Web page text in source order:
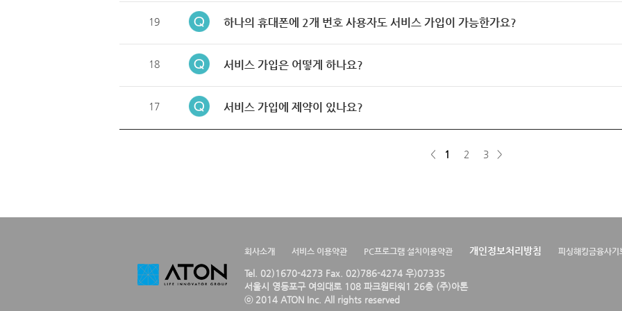
19 하나의 휴대폰에 2개 번호 사용자도 서비스 가입이 가능한가요?
18 서비스 가입은 어떻게 하나요?
17 서비스 가입에 제약이 있나요?
< 1 2 3 >
회사소개 서비스 이용약관 PC프로그램 설치이용약관 개인정보처리방침 피싱해킹금융사기
Tel. 02)1670-4273 Fax. 02)786-4274 우)07335
서울시 영등포구 여의대로 108 파크원타워1 26층 (주)아톤
ⓒ 2014 ATON Inc. All rights reserved